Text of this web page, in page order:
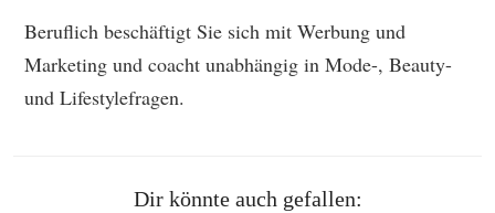
Beruflich beschäftigt Sie sich mit Werbung und
Marketing und coacht unabhängig in Mode-, Beauty-
und Lifestylefragen.
Dir könnte auch gefallen: